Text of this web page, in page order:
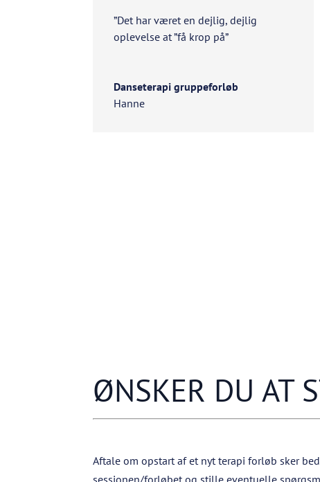
”Det har været en dejlig, dejlig
oplevelse at ”få krop på”
Danseterapi gruppeforløb
Hanne
ØNSKER DU AT
Aftale om opstart af et nyt terapi forløb sker
sessionen/forløbet og stille eventuelle